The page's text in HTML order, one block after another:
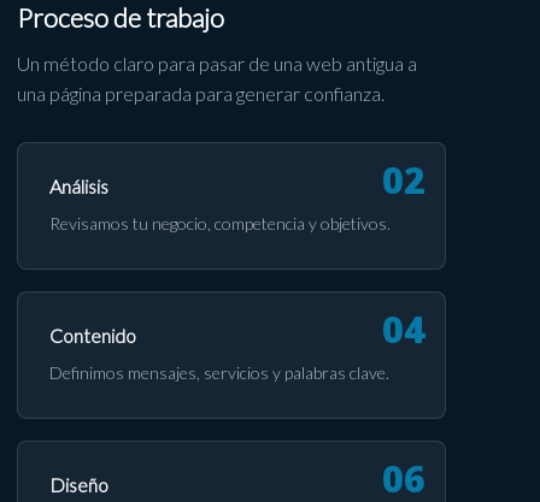
Proceso de trabajo
Un método claro para pasar de una web antigua a
una página preparada para generar confianza.
Análisis
Revisamos tu negocio, competencia y objetivos.
Contenido
Definimos mensajes, servicios y palabras clave.
Diseño